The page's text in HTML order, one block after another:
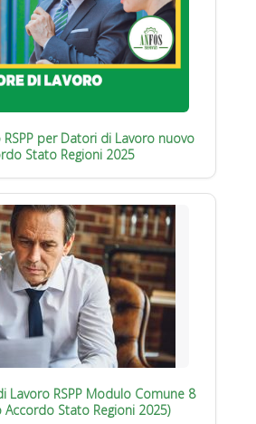
per Datori di Lavoro nuovo
Stato Regioni 2025
Lavoro RSPP Modulo Comune 8
Accordo Stato Regioni 2025)